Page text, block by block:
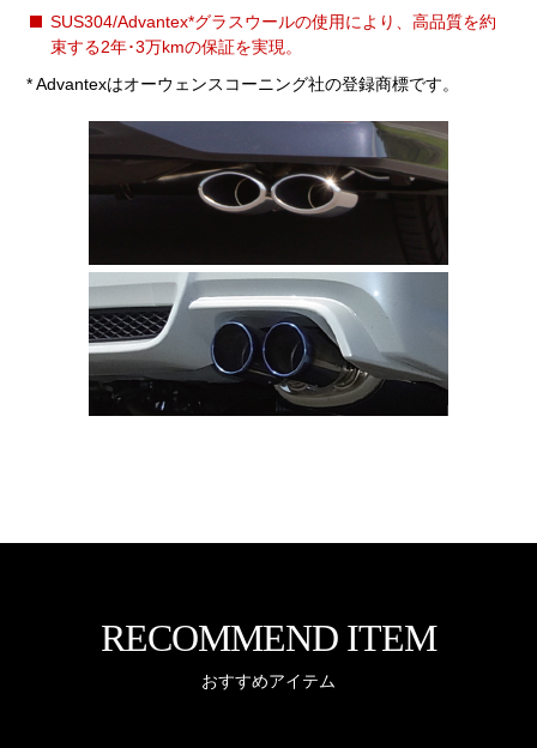
SUS304/Advantex*グラスウールの使用により、高品質を約
束する2年･3万kmの保証を実現。
* Advantexはオーウェンスコーニング社の登録商標です。
RECOMMEND ITEM
おすすめアイテム